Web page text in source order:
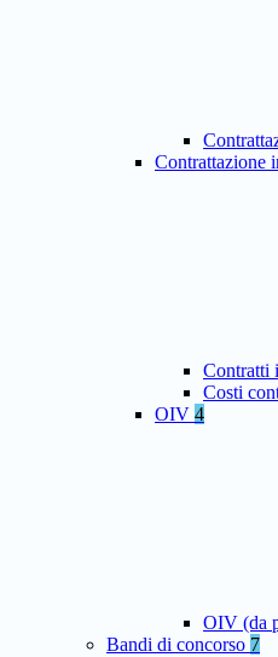
Contrattazione
Contratti
Costi
OIV 4
OIV (da
Bandi di concorso 7